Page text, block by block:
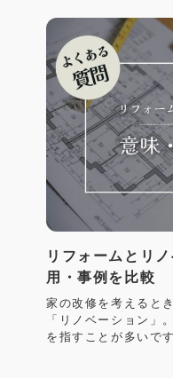
リフォームとリ
用・事例を比較
家の改修を考えると
「リノベーション」
を指すことが多いで